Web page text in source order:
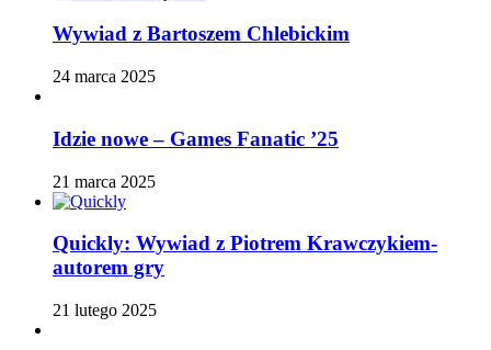
Wywiad z Bartoszem Chlebickim
24 marca 2025
Idzie nowe – Games Fanatic ’25
21 marca 2025
Quickly: Wywiad z Piotrem Krawczykiem-
autorem gry
21 lutego 2025